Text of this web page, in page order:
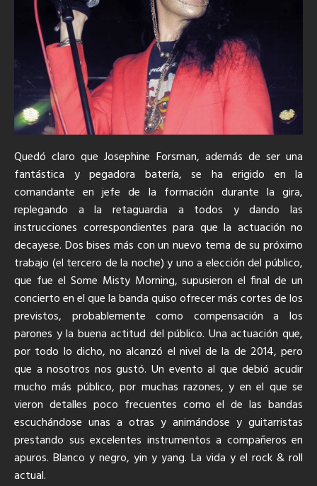
Quedó claro que Josephine Forsman, además de ser una
fantástica y pegadora batería, se ha erigido en la
comandante en jefe de la formación durante la gira,
replegando a la retaguardia a todos y dando las
instrucciones correspondientes para que la actuación no
decayese. Dos bises más con un nuevo tema de su próximo
trabajo (el tercero de la noche) y uno a elección del público,
que fue el Some Misty Morning, supusieron el final de un
concierto en el que la banda quiso ofrecer más cortes de los
previstos, probablemente como compensación a los
parones y la buena actitud del público. Una actuación que,
por todo lo dicho, no alcanzó el nivel de la de 2014, pero
que a nosotros nos gustó. Un evento al que debió acudir
mucho más público, por muchas razones, y en el que se
vieron detalles poco frecuentes como el de las bandas
escuchándose unas a otras y animándose y guitarristas
prestando sus excelentes instrumentos a compañeros en
apuros. Blanco y negro, yin y yang. La vida y el rock & roll
actual.